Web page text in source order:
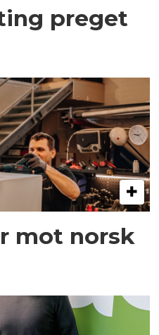
preget
mot norsk